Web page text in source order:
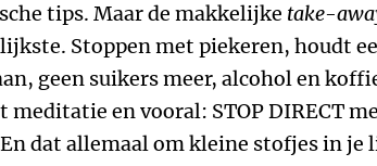
tips. Maar de makkelijke take-
Stoppen met piekeren, houdt
geen suikers meer, alcohol en
meditatie en vooral: STOP DIRECT
dat allemaal om kleine stofjes in je